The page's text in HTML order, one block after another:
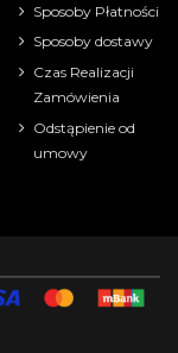
Sposoby Płatności
Sposoby dostawy
Czas Realizacji
Zamówienia
Odstąpienie od
umowy